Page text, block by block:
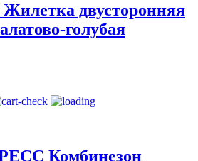
двусторонняя
голубая
Комбинезон